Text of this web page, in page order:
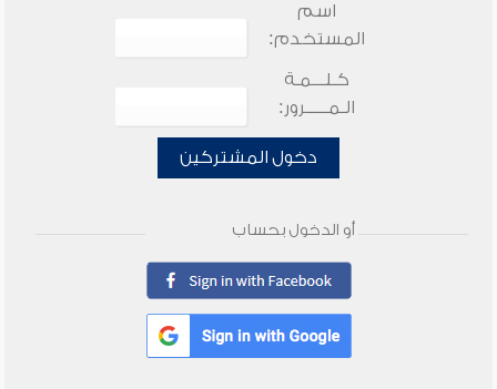
اسم
المستخدم:
كـلـــمـة
الـمـــــرور:
دخول المشتركين
أو الدخول بحساب